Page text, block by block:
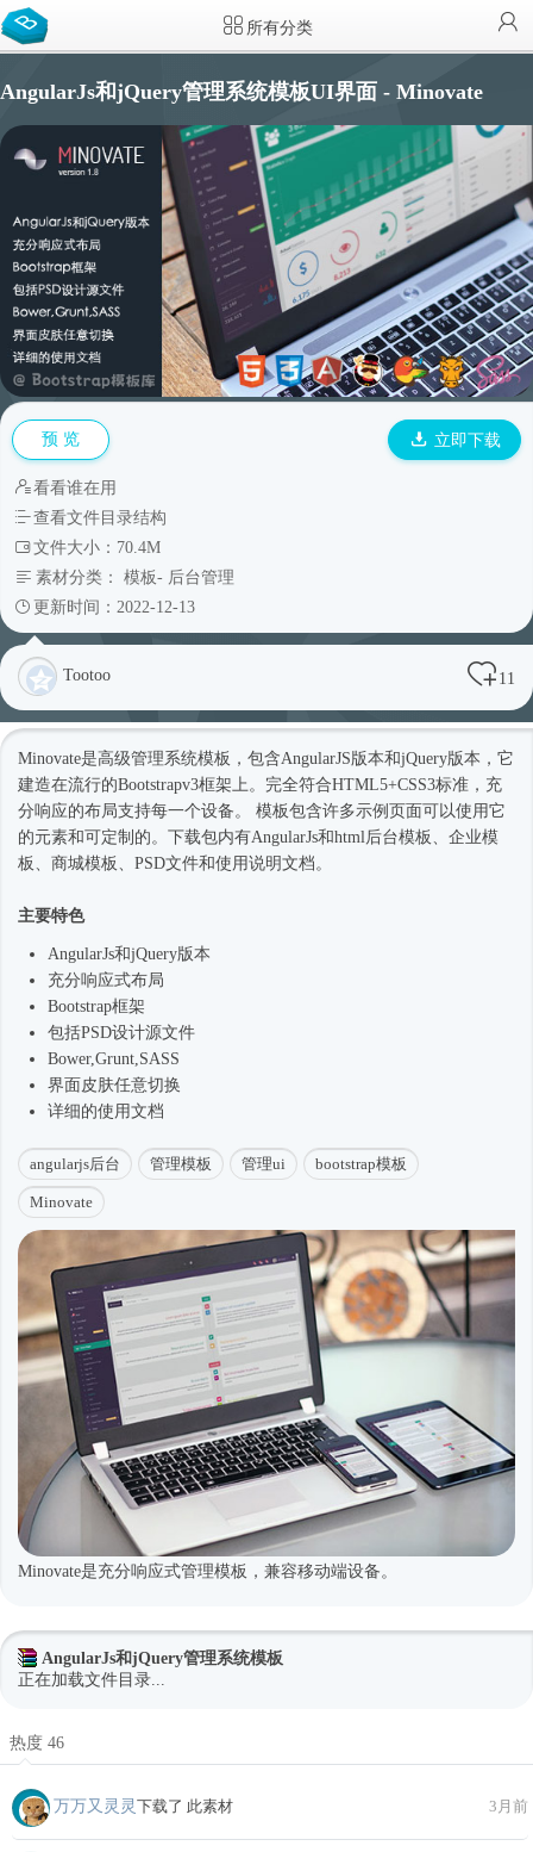
所有分类
AngularJs和jQuery管理系统模板UI界面 - Minovate
预 览 立即下载
看看谁在用
查看文件目录结构
文件大小：70.4M
素材分类： 模板- 后台管理
更新时间：2022-12-13
Tootoo 11
Minovate是高级管理系统模板，包含AngularJS版本和jQuery版本，它
建造在流行的Bootstrapv3框架上。完全符合HTML5+CSS3标准，充
分响应的布局支持每一个设备。 模板包含许多示例页面可以使用它
的元素和可定制的。下载包内有AngularJs和html 后台模板 、企业模
板
、商城模板、PSD文件和使用说明文档。
主要特色
AngularJs和jQuery版本
充分响应式布局
Bootstrap框架
包括PSD设计源文件
Bower,Grunt,SASS
界面皮肤任意切换
详细的使用文档
angularjs后台 管理模板 管理ui bootstrap模板
Minovate
Minovate是充分响应式管理模板，兼容移动端设备。
AngularJs和jQuery管理系统模板
正在加载文件目录...
热度 46
万万又灵灵 下载了 此素材 3月前